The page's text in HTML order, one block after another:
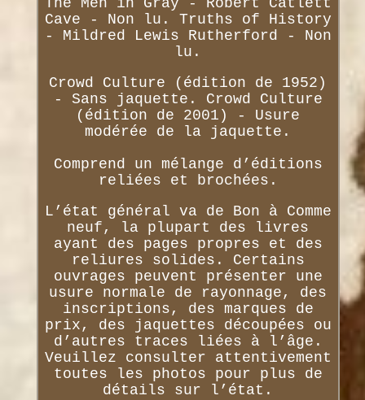
The Men in Gray - Robert Catlett
Cave - Non lu. Truths of History
- Mildred Lewis Rutherford - Non
lu.
Crowd Culture (édition de 1952)
- Sans jaquette. Crowd Culture
(édition de 2001) - Usure
modérée de la jaquette.
Comprend un mélange d’éditions
reliées et brochées.
L’état général va de Bon à Comme
neuf, la plupart des livres
ayant des pages propres et des
reliures solides. Certains
ouvrages peuvent présenter une
usure normale de rayonnage, des
inscriptions, des marques de
prix, des jaquettes découpées ou
d’autres traces liées à l’âge.
Veuillez consulter attentivement
toutes les photos pour plus de
détails sur l’état.